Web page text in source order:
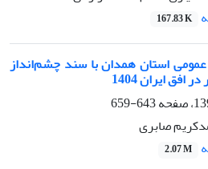
167.83 K
استان همدان با سند چشم‌انداز
ایران 1404
643-659
صابری
2.07 M